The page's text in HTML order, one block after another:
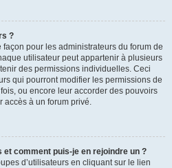
?
façon pour les administrateurs du forum de
utilisateur peut appartenir à plusieurs
des permissions individuelles. Ceci
qui pourront modifier les permissions de
ou encore leur accorder des pouvoirs
accès à un forum privé.
et comment puis-je en rejoindre un ?
d’utilisateurs en cliquant sur le lien